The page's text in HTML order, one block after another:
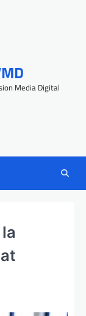
Media Digital